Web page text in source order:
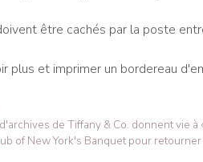
être cachés par la poste
plus et imprimer un bordereau
de Tiffany & Co. donnent vie à
of New York's Banquet pour